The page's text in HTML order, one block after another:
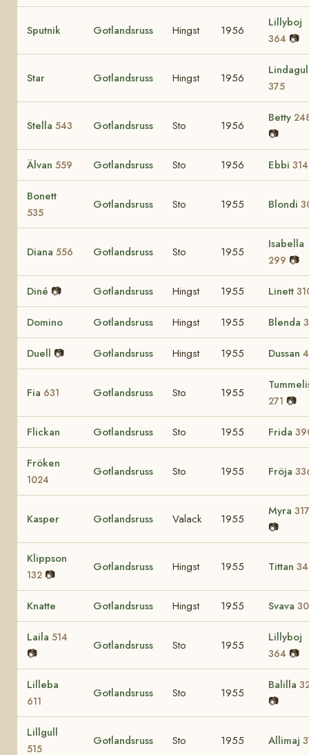
Sputnik Gotlandsruss Hingst 1956
Lillyboj
364 📷
Star Gotlandsruss Hingst 1956
375
Stella 543 Gotlandsruss Sto 1956
Betty
📷
Älvan 559 Gotlandsruss Sto 1956 Ebbi 314
Bonett
535
Gotlandsruss Sto 1955 Blondi
Diana 556 Gotlandsruss Sto 1955
Isabella
299 📷
Diné 📷 Gotlandsruss Hingst 1955 Linett
Domino Gotlandsruss Hingst 1955 Blenda
Duell 📷 Gotlandsruss Hingst 1955 Dussan
Fia 631 Gotlandsruss Sto 1955
271 📷
Flickan Gotlandsruss Sto 1955 Frida
Fröken
1024
Gotlandsruss Sto 1955 Fröja
Kasper Gotlandsruss Valack 1955
Myra 317
📷
Klippson
132 📷
Gotlandsruss Hingst 1955 Tittan
Knatte Gotlandsruss Hingst 1955 Svava
Laila 514
📷
Gotlandsruss Sto 1955
Lillyboj
364 📷
Lilleba
611
Gotlandsruss Sto 1955
Balilla
📷
Lillgull
515
Gotlandsruss Sto 1955 Allimaj